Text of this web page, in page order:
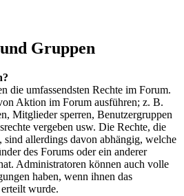
Gruppen
die umfassendsten Rechte im Forum.
Aktion im Forum ausführen; z. B.
Mitglieder sperren, Benutzergruppen
vergeben usw. Die Rechte, die
sind allerdings davon abhängig, welche
des Forums oder ein anderer
Administratoren können auch volle
haben, wenn ihnen das
wurde.